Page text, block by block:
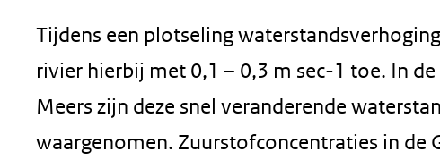
Tijdens een plotseling
rivier hierbij met 0,1 – 0,3 m sec-1 toe. In
Meers zijn deze snel veranderende
waargenomen. Zuurstofconcentraties in de